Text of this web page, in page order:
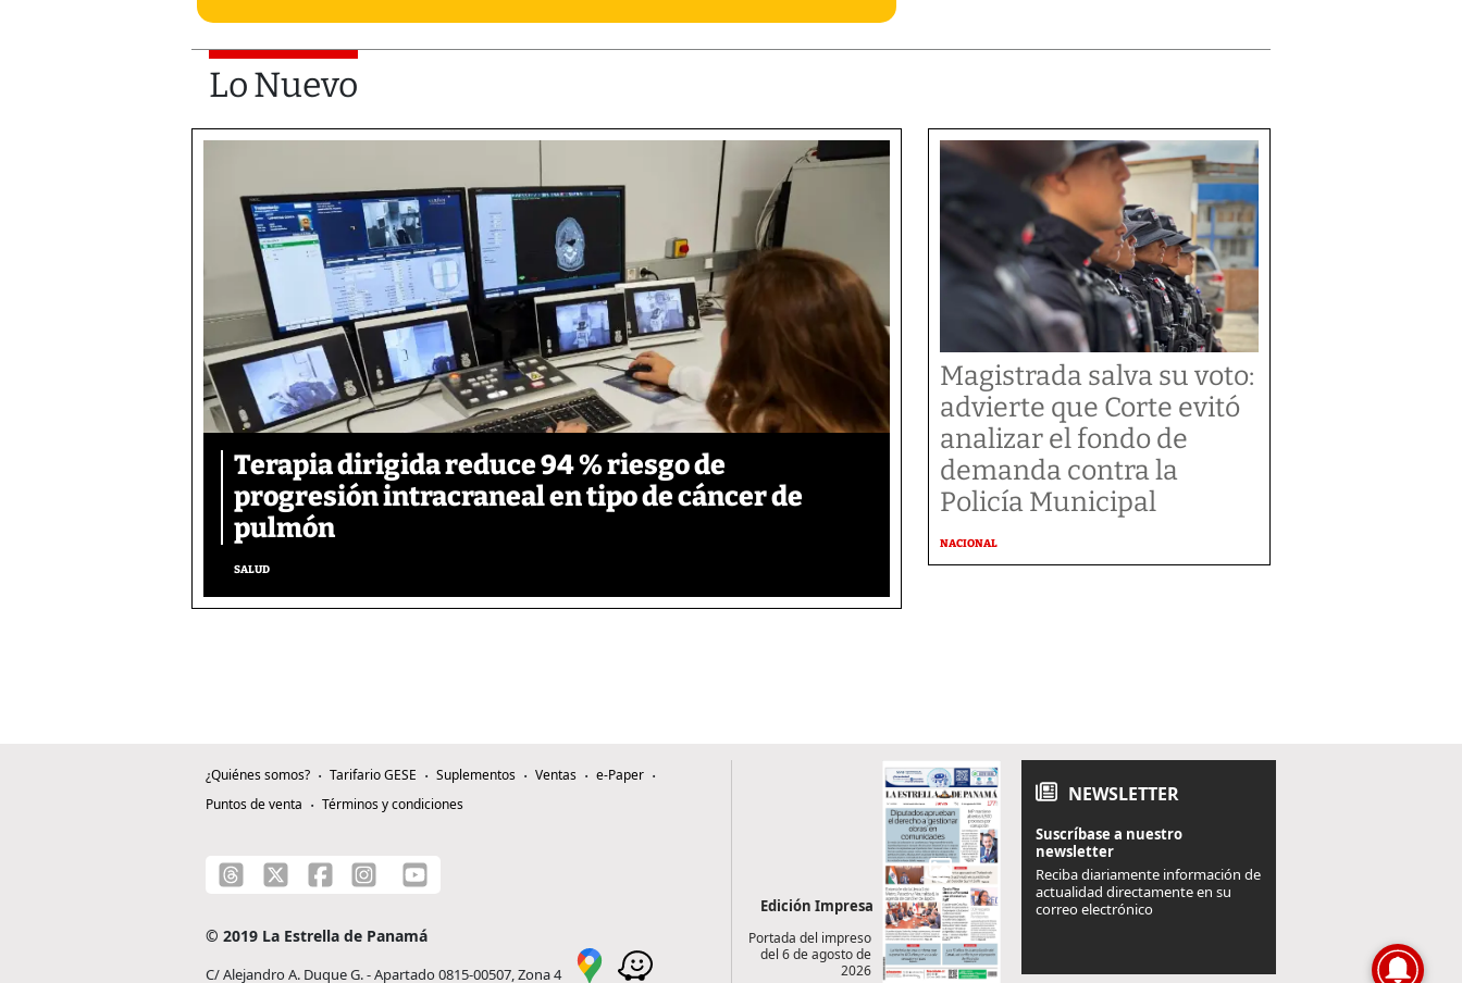
Lo Nuevo
Terapia dirigida reduce 94 % riesgo de
progresión intracraneal en tipo de cáncer de
pulmón
SALUD
Magistrada salva su voto:
advierte que Corte evitó
analizar el fondo de
demanda contra la
Policía Municipal
NACIONAL
¿Quiénes somos? Tarifario GESE Suplementos Ventas
e-Paper
Puntos de venta
Términos y condiciones
© 2019 La Estrella de Panamá
C/ Alejandro A. Duque G. - Apartado 0815-00507, Zona 4
Edición Impresa
Portada del impreso
del 6 de agosto de
2026
NEWSLETTER
Suscríbase a nuestro
newsletter
Reciba diariamente información de
actualidad directamente en su
correo electrónico